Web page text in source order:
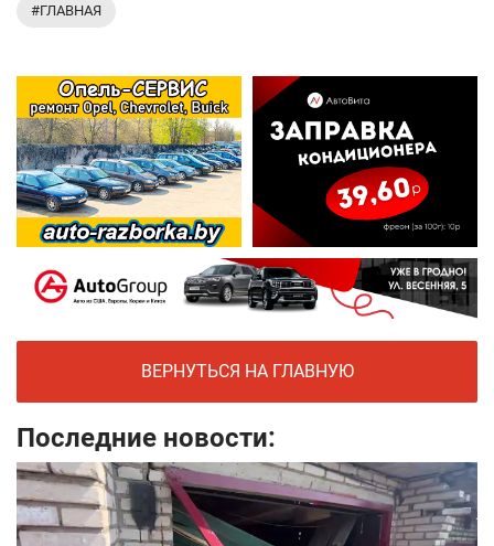
#ГЛАВНАЯ
ВЕРНУТЬСЯ НА ГЛАВНУЮ
Последние новости: